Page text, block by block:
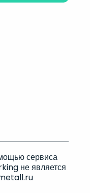
сервиса
не является